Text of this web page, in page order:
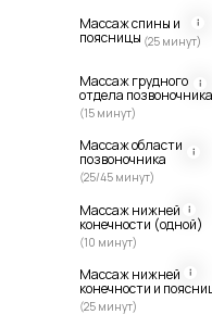
Массаж спины и
поясницы (25 минут)
Массаж грудного
отдела позвоночника
(15 минут)
Массаж области
позвоночника
(25/45 минут)
Массаж нижней
конечности (одной)
(10 минут)
Массаж нижней
конечности и
(25 минут)